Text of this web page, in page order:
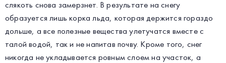
слякоть снова замерзнет. В результате на снегу
образуется лишь корка льда, которая держится гораздо
дольше, а все полезные вещества улетучатся вместе с
талой водой, так и не напитав почву. Кроме того, снег
никогда не укладывается ровным слоем на участок, а